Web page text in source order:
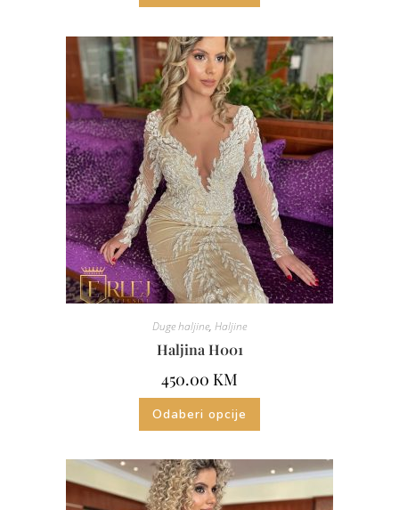
Duge haljine, Haljine
Haljina H001
450.00 KM
Odaberi opcije